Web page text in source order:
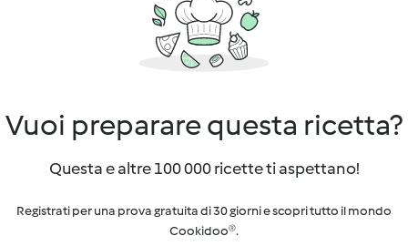
Vuoi preparare questa ricetta?
Questa e altre 100 000 ricette ti aspettano!
Registrati per una prova gratuita di 30 giorni e scopri tutto il mondo
Cookidoo®.